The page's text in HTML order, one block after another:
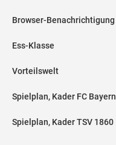
Browser-Benachrichtigung
Ess-Klasse
Vorteilswelt
Spielplan, Kader FC Bayern
Spielplan, Kader TSV 1860